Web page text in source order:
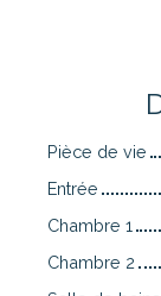
Pièce de vie
Entrée
Chambre 1
Chambre 2